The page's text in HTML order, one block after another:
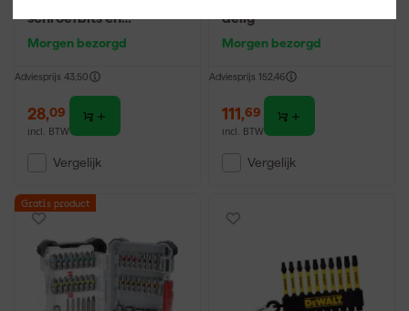
schroefbits en
gemengde set
Morgen bezorgd
Adviesprijs 43,50
28,09
incl. BTW
Vergelijk
delig
Morgen bezorgd
Adviesprijs 152,46
111,69
incl. BTW
Vergelijk
Gratis product